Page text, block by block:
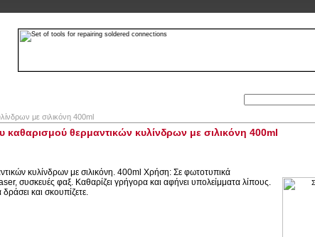
με σιλικόνη 400ml
καθαρισμού θερμαντικών κυλίνδρων με σιλικόνη 400ml
κυλίνδρων με σιλικόνη. 400ml Χρήση: Σε φωτοτυπικά
συσκευές φαξ. Καθαρίζει γρήγορα και αφήνει υπολείμματα λίπους.
και σκουπίζετε.